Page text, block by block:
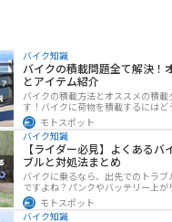
バイク知識
バイクの積載問題全て解決！
とアイテム紹介
バイクの積載方法とオススメの積載
す！バイクに荷物を積載するには
いう疑問はこれで解決！通勤や日帰
ンプツーリングなど用途別にオス
します！オススメの積載アイテム
クの積載に悩んでいる方は参考にし
モトスポット
バイク知識
【ライダー必見】よくあるバ
ブルと対処法まとめ
バイクに乗るなら、出先でのトラブ
ですよね？パンクやバッテリー上
ツの破損、鍵紛失などよくあるト
的にまとめました！実際に遭遇しな
モトスポット
バイク知識